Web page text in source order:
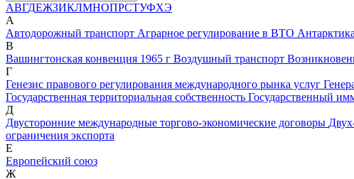
АВГДЕЖЗИКЛМНОПРСТУФХЭ
А
Автодорожный транспорт Аграрное регулирование в ВТО Антарктика
В
Вашингтонская конвенция 1965 г Воздушный транспорт
Г
Генезис правового регулирования международного рынка услуг
Государственная территориальная собственность Государственный
Д
Двусторонние международные торгово-экономические договоры
ограничения экспорта
Е
Европейский союз
Ж